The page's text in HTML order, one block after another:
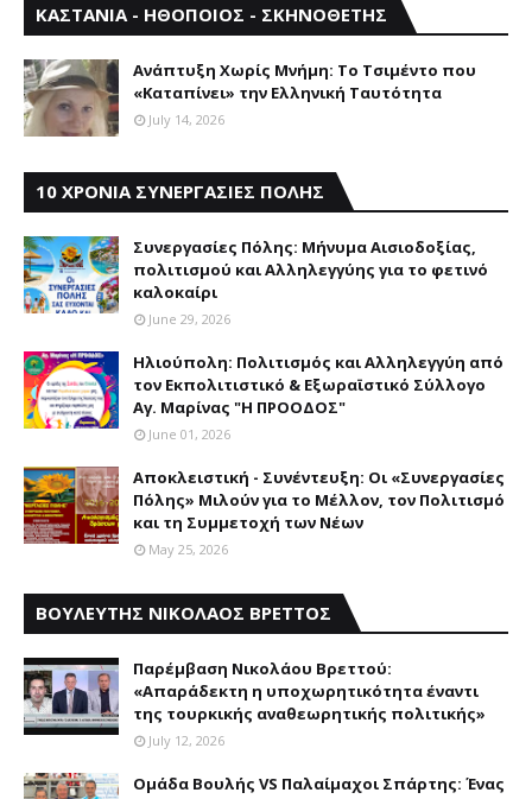
ΚΑΣΤΑΝΙΑ - ΗΘΟΠΟΙΟΣ - ΣΚΗΝΟΘΕΤΗΣ
Aνάπτυξη Xωρίς Mνήμη: Το Τσιμέντο που
«Καταπίνει» την Ελληνική Ταυτότητα
July 14, 2026
10 ΧΡΟΝΙΑ ΣΥΝΕΡΓΑΣΙΕΣ ΠΟΛΗΣ
Συνεργασίες Πόλης: Mήνυμα Aισιοδοξίας,
πολιτισμού και Aλληλεγγύης για το φετινό
καλοκαίρι
June 29, 2026
Ηλιούπολη: Πολιτισμός και Aλληλεγγύη από
τον Εκπολιτιστικό & Εξωραϊστικό Σύλλογο
Αγ. Μαρίνας "Η ΠΡΟΟΔΟΣ"
June 01, 2026
Αποκλειστική - Συνέντευξη: Οι «Συνεργασίες
Πόλης» Μιλούν για το Μέλλον, τον Πολιτισμό
και τη Συμμετοχή των Νέων
May 25, 2026
ΒΟΥΛΕΥΤΗΣ ΝΙΚΟΛΑΟΣ ΒΡΕΤΤΟΣ
Παρέμβαση Nικολάου Bρεττού:
«Aπαράδεκτη η υποχωρητικότητα έναντι
της τουρκικής αναθεωρητικής πολιτικής»
July 12, 2026
Ομάδα Βουλής VS Παλαίμαχοι Σπάρτης: Ένας